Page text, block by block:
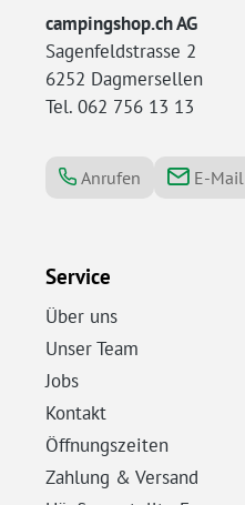
campingshop.ch AG
Sagenfeldstrasse 2
6252 Dagmersellen
Tel. 062 756 13 13
Anrufen E-Mail
Service
Über uns
Unser Team
Jobs
Kontakt
Öffnungszeiten
Zahlung & Versand